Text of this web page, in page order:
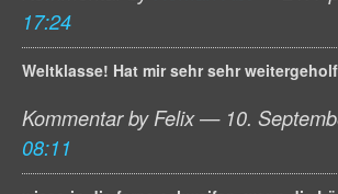
17:24
Weltklasse! Hat mir sehr sehr
Kommentar by Felix — 10.
08:11